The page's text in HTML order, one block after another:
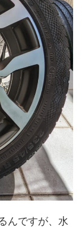
んですが、水